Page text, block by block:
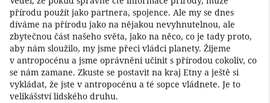
přírodu použít jako partnera, spojence. Ale my se dnes
díváme na přírodu jako na nějakou nevyhnutelnou, ale
zbytečnou část našeho světa, jako na něco, co je tady proto,
aby nám sloužilo, my jsme přeci vládci planety. Žijeme
v antropocénu a jsme oprávněni učinit s přírodou cokoliv, co
se nám zamane. Zkuste se postavit na kraj Etny a ještě si
vykládat, že jste v antropocénu a té sopce vládnete. Je to
velikášství lidského druhu.